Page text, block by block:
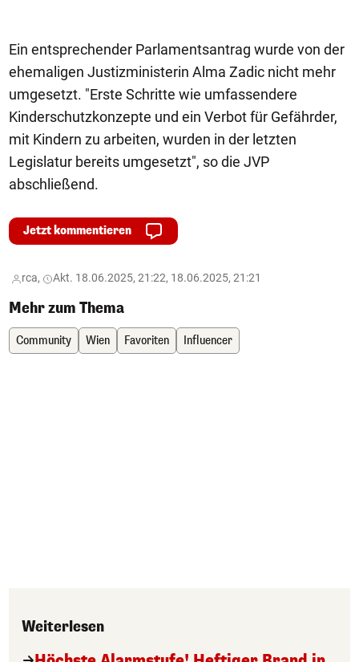
Ein entsprechender Parlamentsantrag wurde von der
ehemaligen Justizministerin Alma Zadic nicht mehr
umgesetzt. "Erste Schritte wie umfassendere
Kinderschutzkonzepte und ein Verbot für Gefährder,
mit Kindern zu arbeiten, wurden in der letzten
Legislatur bereits umgesetzt", so die JVP
abschließend.
Jetzt kommentieren
rca, Akt. 18.06.2025, 21:22, 18.06.2025, 21:21
Mehr zum Thema
Community Wien Favoriten Influencer
Weiterlesen